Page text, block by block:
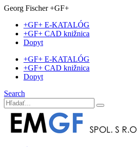
Georg Fischer +GF+
+GF+ E-KATALÓG
+GF+ CAD knižnica
Dopyt
+GF+ E-KATALÓG
+GF+ CAD knižnica
Dopyt
Search